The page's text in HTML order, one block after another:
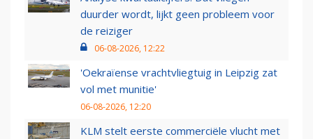
duurder wordt, lijkt geen probleem voor
de reiziger
06-08-2026, 12:22
'Oekraïense vrachtvliegtuig in Leipzig zat
vol met munitie'
06-08-2026, 12:20
KLM stelt eerste commerciële vlucht met